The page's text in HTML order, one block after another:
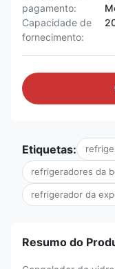
pagamento:
Capacidade de
fornecimento:
Etiquetas:
refrigeradores da
refrigerador da
Resumo do